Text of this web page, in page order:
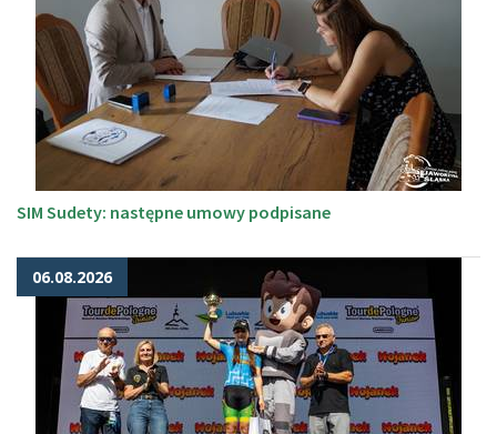
SIM Sudety: następne umowy podpisane
06.08.2026